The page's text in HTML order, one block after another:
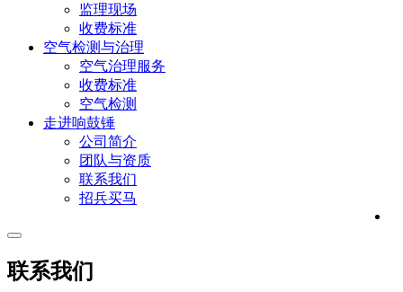
监理现场
收费标准
空气检测与治理
空气治理服务
收费标准
空气检测
走进响鼓锤
公司简介
团队与资质
联系我们
招兵买马
联系我们